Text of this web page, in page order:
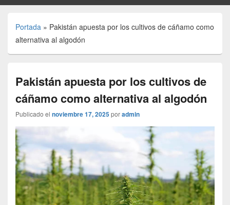
Portada » Pakistán apuesta por los cultivos de cáñamo como
alternativa al algodón
Pakistán apuesta por los cultivos de
cáñamo como alternativa al algodón
Publicado el noviembre 17, 2025poradmin